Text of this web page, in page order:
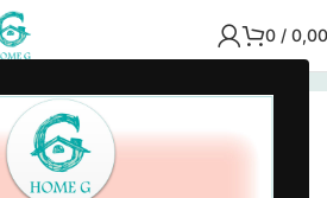
0 / 0,00
/Είδη Μπάνιου Airbnb